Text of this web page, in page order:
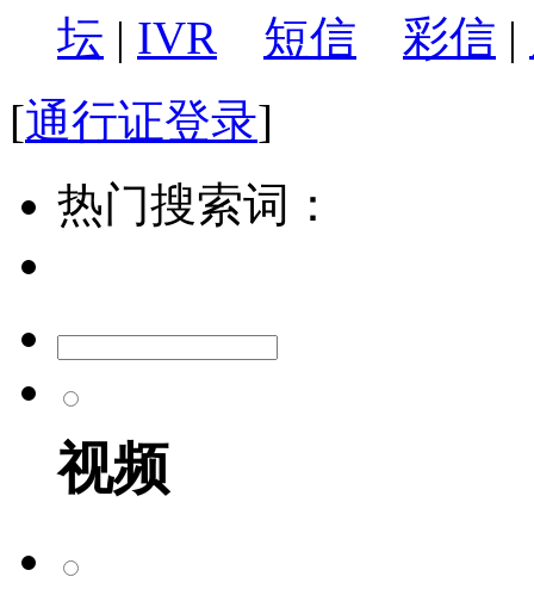
坛 | IVR 短信 彩信 |
[通行证登录]
热门搜索词：
视频